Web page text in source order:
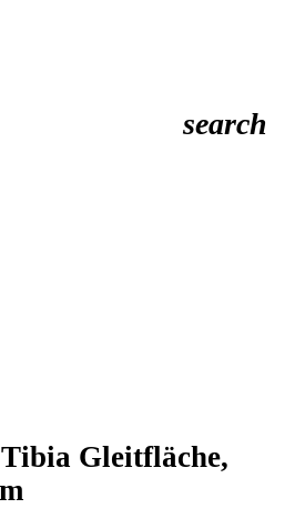
search
Gleitfläche,